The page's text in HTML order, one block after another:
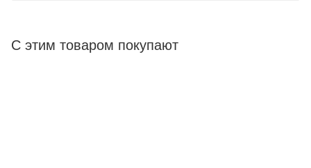
С этим товаром покупают